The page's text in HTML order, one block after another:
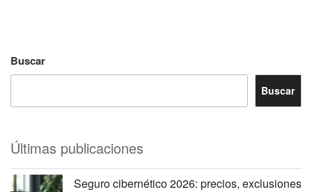
Buscar
Buscar
Últimas publicaciones
Seguro cibernético 2026: precios, exclusiones